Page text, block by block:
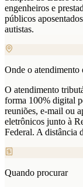
engenheiros e
públicos
autistas.
Onde o atendimento
O atendimento
forma 100% digital
reuniões, e-mail ou
eletrônicos junto à
Federal. A distância
Quando procurar